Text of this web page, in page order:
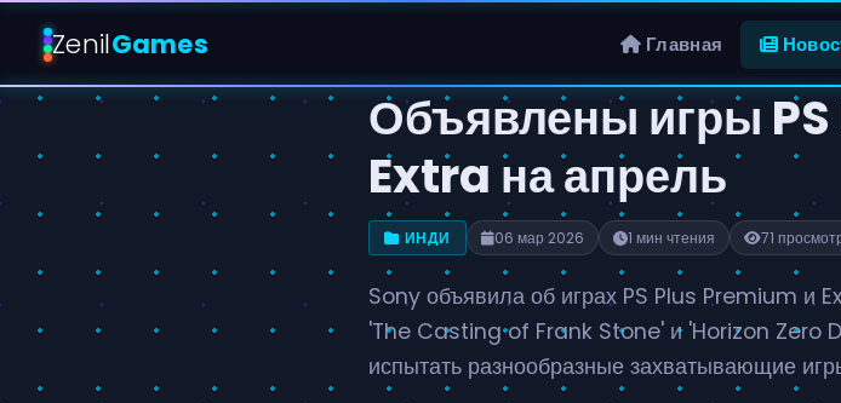
ZenilGames Главная
Объявлены игры
Extra на апрель
ИНДИ 06 мар 2026 1 мин чтения 71
Sony объявила об играх PS Plus Premium и
'The Casting of Frank Stone' и 'Horizon Zero
испытать разнообразные захватывающие